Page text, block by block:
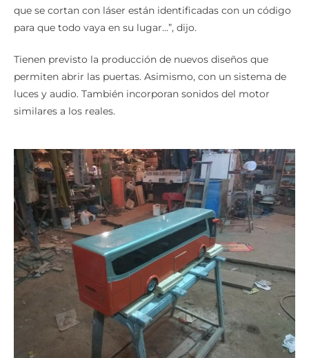
que se cortan con láser están identificadas con un código
para que todo vaya en su lugar…”, dijo.
Tienen previsto la producción de nuevos diseños que
permiten abrir las puertas. Asimismo, con un sistema de
luces y audio. También incorporan sonidos del motor
similares a los reales.